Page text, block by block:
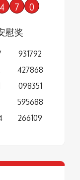
4 7 0
慰奖
931792
427868
098351
595688
266109